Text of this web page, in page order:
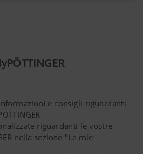
e consigli riguardanti
riguardanti le vostre
nella sezione "Le mie